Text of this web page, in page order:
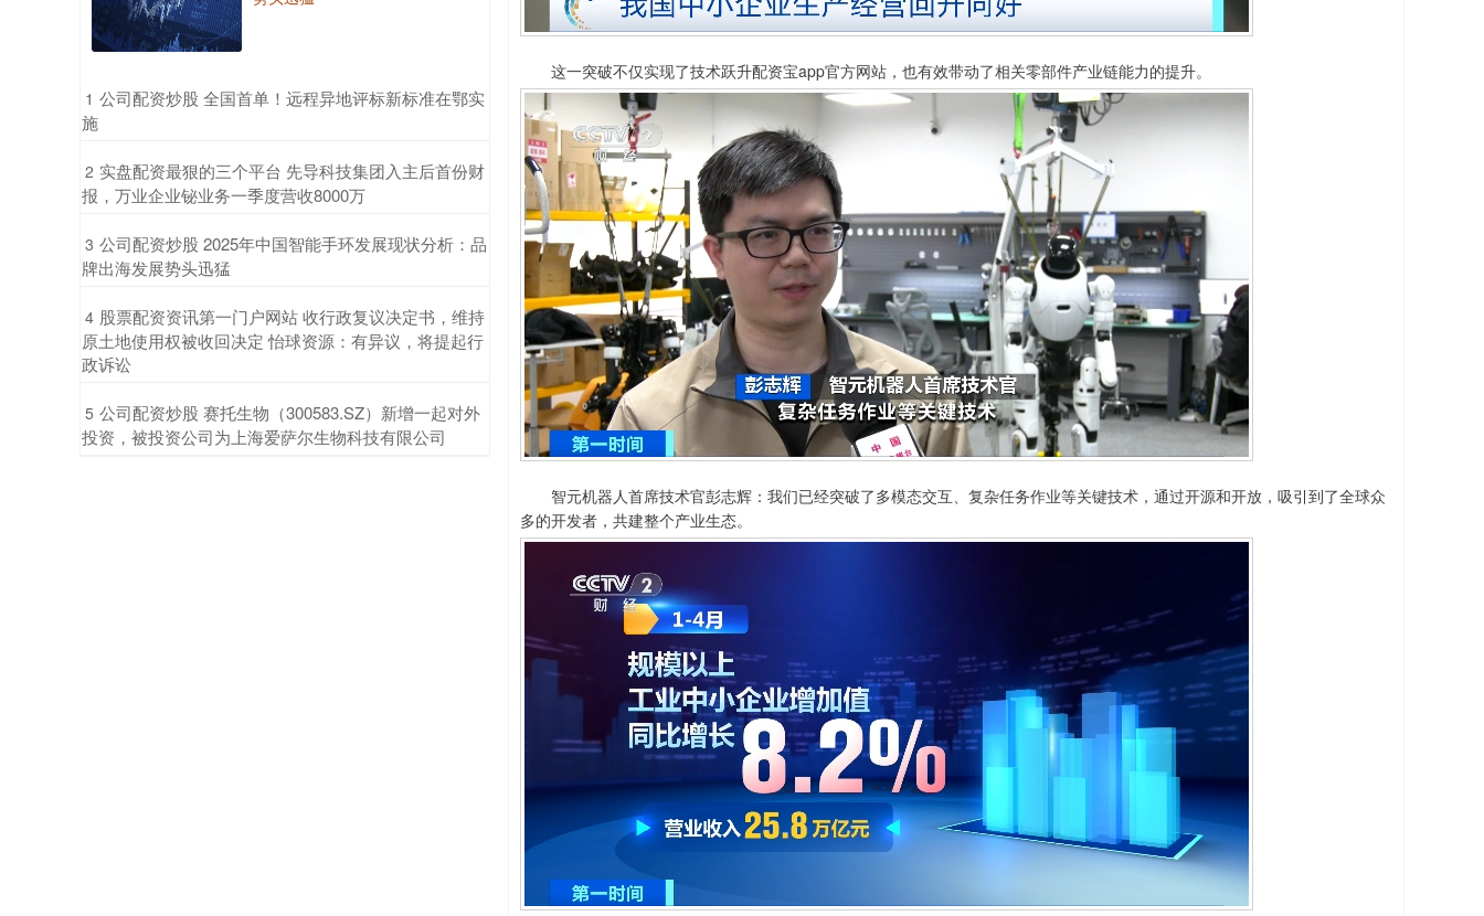
这一突破不仅实现了技术跃升配资宝app官方网站，也有效带动了相关零部件产业链能力的提升。
智元机器人首席技术官彭志辉：我们已经突破了多模态交互、复杂任务作业等关键技术，通过开源和开放，吸引到了全球众
多的开发者，共建整个产业生态。
1 ​公司配资炒股 全国首单！​远程异地评标新标准在鄂实
施
2 ​实盘配资最狠的三个平台 先导科技集团入主后首份财
报，万业企业铋业务一季度营收8000万
3 ​公司配资炒股 2025年中国智能手环发展现状分析：品
牌出海发展势头迅猛
4 ​股票配资资讯第一门户网站 收行政复议决定书，维持
原土地使用权被收回决定 怡球资源：有异议，将提起行
政诉讼
5 ​公司配资炒股 赛托生物（300583.SZ）新增一起对外
投资，被投资公司为上海爱萨尔生物科技有限公司